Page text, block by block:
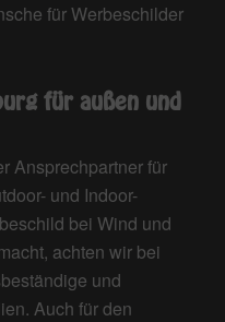
für Werbeschilder
für außen und
Ansprechpartner für
und Indoor-
bei Wind und
achten wir bei
und
Auch für den